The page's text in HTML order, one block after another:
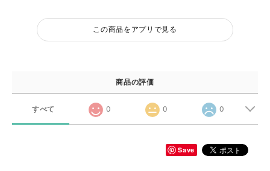
この商品をアプリで見る
商品の評価
すべて 0 0 0
Save